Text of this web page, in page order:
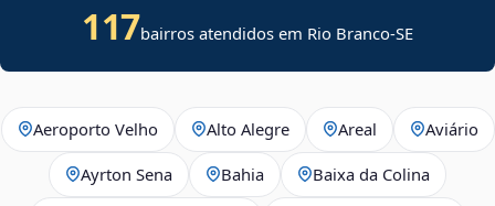
117bairros atendidos em Rio Branco-SE
Aeroporto Velho Alto Alegre Areal Aviário
Ayrton Sena Bahia Baixa da Colina